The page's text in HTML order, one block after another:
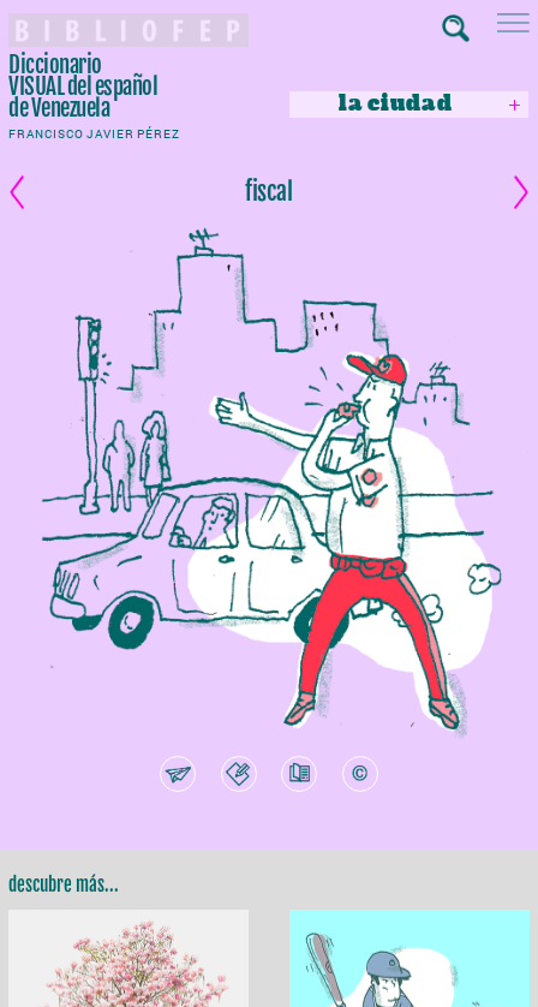
Diccionario
VISUALdel español
de Venezuela
FRANCISCO JAVIER PÉREZ
la ciudad
fiscal
descubre más...